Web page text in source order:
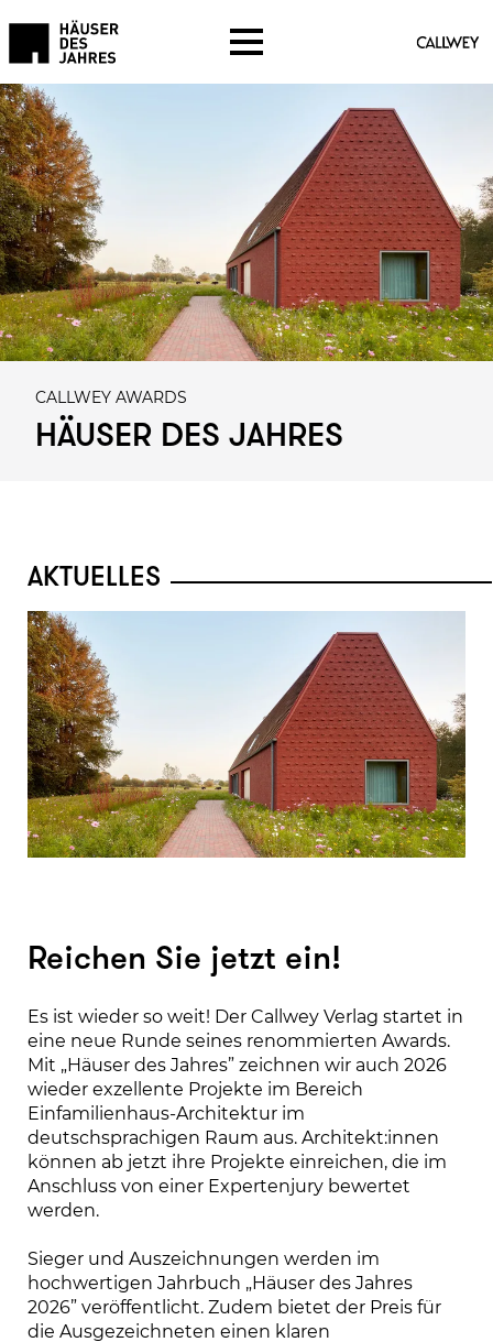
CALLWEY AWARDS
HÄUSER DES JAHRES
AKTUELLES
Reichen Sie jetzt ein!
Es ist wieder so weit! Der Callwey Verlag startet in
eine neue Runde seines renommierten Awards.
Mit „Häuser des Jahres” zeichnen wir auch 2026
wieder exzellente Projekte im Bereich
Einfamilienhaus-Architektur im
deutschsprachigen Raum aus. Architekt:innen
können ab jetzt ihre Projekte einreichen, die im
Anschluss von einer Expertenjury bewertet
werden.
Sieger und Auszeichnungen werden im
hochwertigen Jahrbuch „Häuser des Jahres
2026” veröffentlicht. Zudem bietet der Preis für
die Ausgezeichneten einen klaren